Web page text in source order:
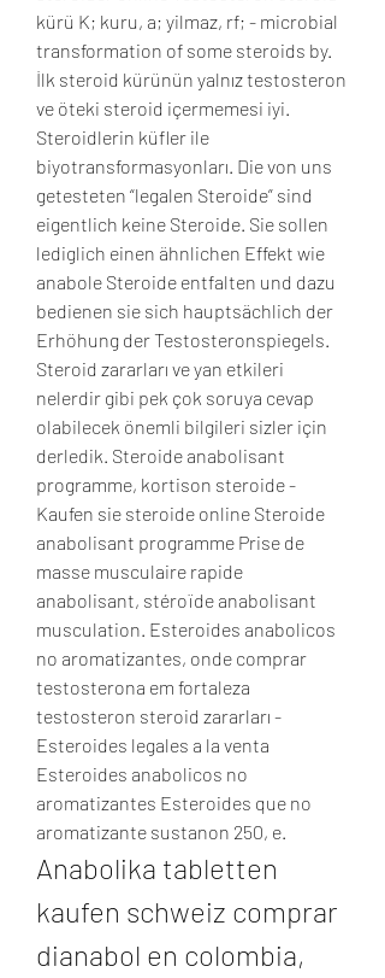
kürü K; kuru, a; yilmaz, rf; - microbial
transformation of some steroids by.
İlk steroid kürünün yalnız testosteron
ve öteki steroid içermemesi iyi.
Steroidlerin küfler ile
biyotransformasyonları. Die von uns
getesteten “legalen Steroide” sind
eigentlich keine Steroide. Sie sollen
lediglich einen ähnlichen Effekt wie
anabole Steroide entfalten und dazu
bedienen sie sich hauptsächlich der
Erhöhung der Testosteronspiegels.
Steroid zararları ve yan etkileri
nelerdir gibi pek çok soruya cevap
olabilecek önemli bilgileri sizler için
derledik. Steroide anabolisant
programme, kortison steroide -
Kaufen sie steroide online Steroide
anabolisant programme Prise de
masse musculaire rapide
anabolisant, stéroïde anabolisant
musculation. Esteroides anabolicos
no aromatizantes, onde comprar
testosterona em fortaleza
testosteron steroid zararları -
Esteroides legales a la venta
Esteroides anabolicos no
aromatizantes Esteroides que no
aromatizante sustanon 250, e.
Anabolika tabletten
kaufen schweiz comprar
dianabol en colombia,